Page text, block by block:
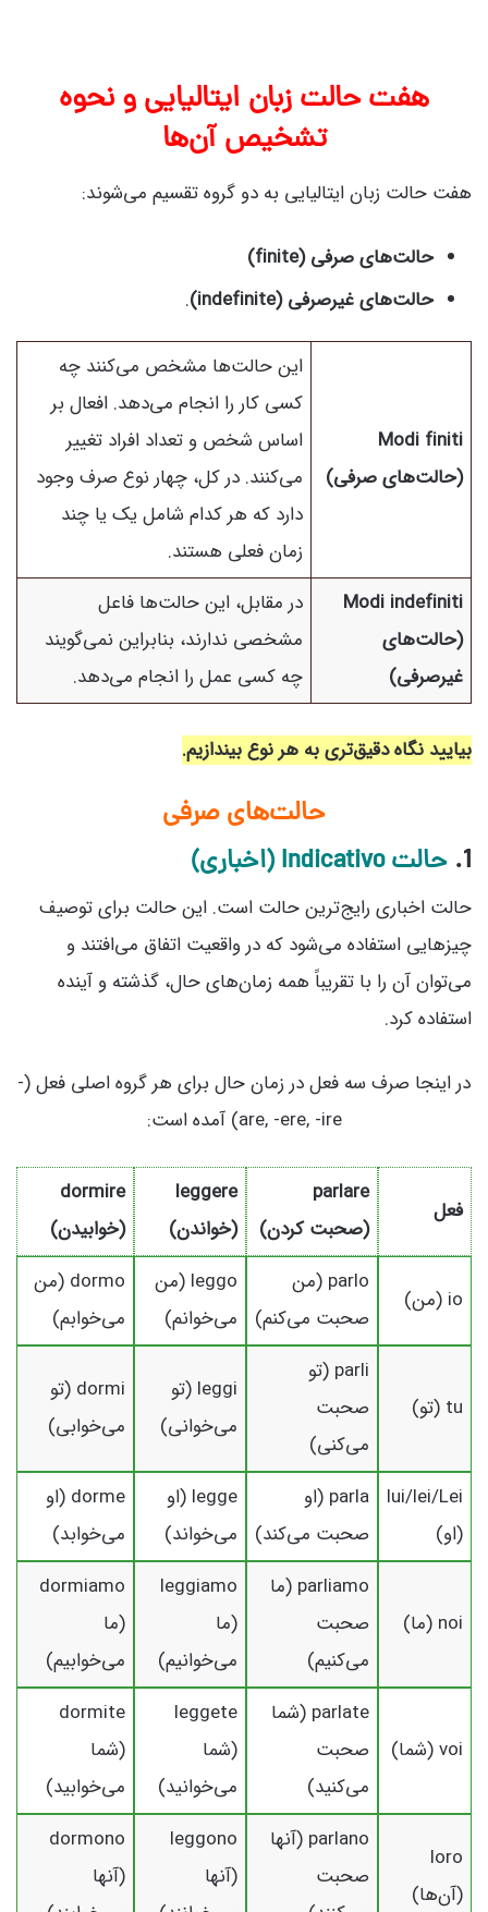
هفت حالت زبان ایتالیایی و نحوه
تشخیص آن‌ها
هفت حالت زبان ایتالیایی به دو گروه تقسیم می‌شوند:
حالت‌های صرفی (finite)
حالت‌های غیرصرفی (indefinite)
.
Modi finiti
(حالت‌های صرفی)
این حالت‌ها مشخص می‌کنند چه
کسی کار را انجام می‌دهد. افعال بر
اساس شخص و تعداد افراد تغییر
می‌کنند. در کل، چهار نوع صرف وجود
دارد که هر کدام شامل یک یا چند
زمان فعلی هستند.
Modi indefiniti
(حالت‌های
غیرصرفی)
در مقابل، این حالت‌ها فاعل
مشخصی ندارند، بنابراین نمی‌گویند
چه کسی عمل را انجام می‌دهد.
بیایید نگاه دقیق‌تری به هر نوع بیندازیم.
حالت‌های صرفی
1. حالتIndicativo (اخباری)
حالت اخباری رایج‌ترین حالت است. این حالت برای توصیف
چیزهایی استفاده می‌شود که در واقعیت اتفاق می‌افتند و
می‌توان آن را با تقریباً همه زمان‌های حال، گذشته و آینده
استفاده کرد.
در اینجا صرف سه فعل در زمان حال برای هر گروه اصلی فعل (-
are, -ere, -ire) آمده است:
فعل
parlare
(صحبت کردن)
leggere
(خواندن)
dormire
(خوابیدن)
io (من)
parlo (من
صحبت می‌کنم)
leggo (من
می‌خوانم)
dormo (من
می‌خوابم)
tu (تو)
parli (تو
صحبت
می‌کنی)
leggi (تو
می‌خوانی)
dormi (تو
می‌خوابی)
lui/lei/Lei
(او)
parla (او
صحبت می‌کند)
legge (او
می‌خواند)
dorme (او
می‌خوابد)
noi (ما)
parliamo (ما
صحبت
می‌کنیم)
leggiamo
(ما
می‌خوانیم)
dormiamo
(ما
می‌خوابیم)
voi (شما)
parlate (شما
صحبت
می‌کنید)
leggete
(شما
می‌خوانید)
dormite
(شما
می‌خوابید)
loro
(آن‌ها)
parlano (آنها
صحبت
leggono
(آنها
dormono
(آنها